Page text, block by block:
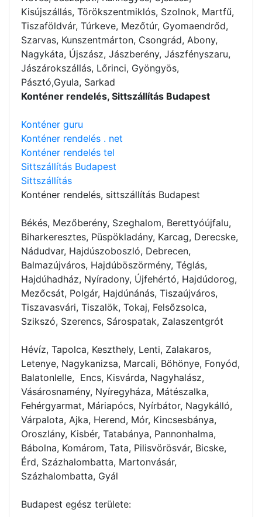
Kisújszállás, Törökszentmiklós, Szolnok, Martfű,
Tiszaföldvár, Túrkeve, Mezőtúr, Gyomaendrőd,
Szarvas, Kunszentmárton, Csongrád, Abony,
Nagykáta, Újszász, Jászberény, Jászfényszaru,
Jászárokszállás, Lőrinci, Gyöngyös,
Pásztó,Gyula, Sarkad
Konténer rendelés, Sittszállítás Budapest
Konténer guru
Konténer rendelés . net
Konténer rendelés tel
Sittszállítás Budapest
Sittszállítás
Konténer rendelés, sittszállítás Budapest
Békés, Mezőberény, Szeghalom, Berettyóújfalu,
Biharkeresztes, Püspökladány, Karcag, Derecske,
Nádudvar, Hajdúszoboszló, Debrecen,
Balmazújváros, Hajdúböszörmény, Téglás,
Hajdúhadház, Nyíradony, Újfehértó, Hajdúdorog,
Mezőcsát, Polgár, Hajdúnánás, Tiszaújváros,
Tiszavasvári, Tiszalök, Tokaj, Felsőzsolca,
Szikszó, Szerencs, Sárospatak, Zalaszentgrót
Hévíz, Tapolca, Keszthely, Lenti, Zalakaros,
Letenye, Nagykanizsa, Marcali, Böhönye, Fonyód,
Balatonlelle, Encs, Kisvárda, Nagyhalász,
Vásárosnamény, Nyíregyháza, Mátészalka,
Fehérgyarmat, Máriapócs, Nyírbátor, Nagykálló,
Várpalota, Ajka, Herend, Mór, Kincsesbánya,
Oroszlány, Kisbér, Tatabánya, Pannonhalma,
Bábolna, Komárom, Tata, Pilisvörösvár, Bicske,
Érd, Százhalombatta, Martonvásár,
Százhalombatta, Gyál
Budapest egész területe: